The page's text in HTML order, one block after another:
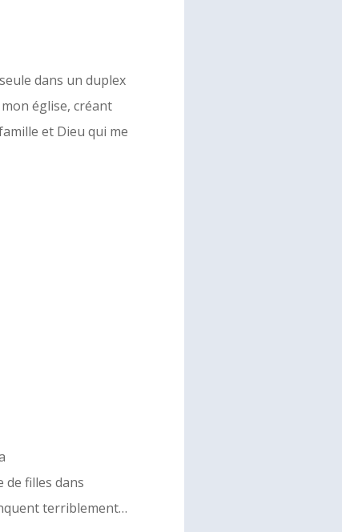
dans un duplex
église, créant
et Dieu qui me
de filles dans
terriblement…